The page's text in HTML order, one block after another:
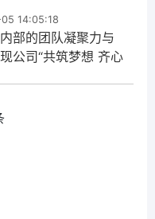
14:05:18
部的团队凝聚力与
公司“共筑梦想 齐心
、上海）的三百余